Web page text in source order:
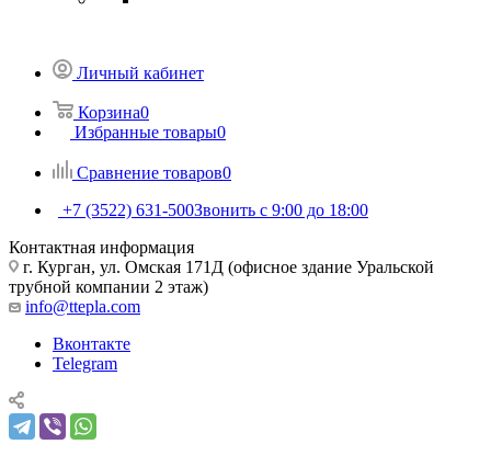
Личный кабинет
Корзина0
Избранные товары0
Сравнение товаров0
+7 (3522) 631-500Звонить с 9:00 до 18:00
Контактная информация
г. Курган, ул. Омская 171Д (офисное здание Уральской
трубной компании 2 этаж)
info@ttepla.com
Вконтакте
Telegram